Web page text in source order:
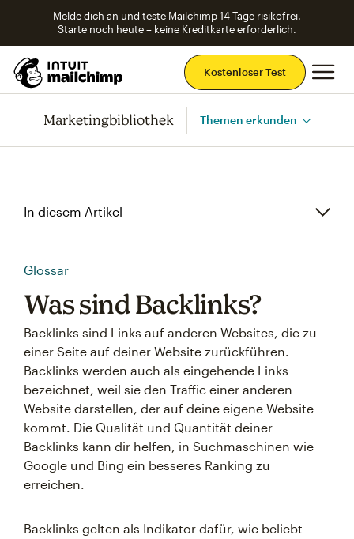
Melde dich an und teste Mailchimp 14 Tage risikofrei.
Starte noch heute – keine Kreditkarte erforderlich.
Kostenloser Test
Marketingbibliothek Themen erkunden
In diesem Artikel
Glossar
Was sind Backlinks?
Backlinks sind Links auf anderen Websites, die zu
einer Seite auf deiner Website zurückführen.
Backlinks werden auch als eingehende Links
bezeichnet, weil sie den Traffic einer anderen
Website darstellen, der auf deine eigene Website
kommt. Die Qualität und Quantität deiner
Backlinks kann dir helfen, in Suchmaschinen wie
Google und Bing ein besseres Ranking zu
erreichen.
Backlinks gelten als Indikator dafür, wie beliebt